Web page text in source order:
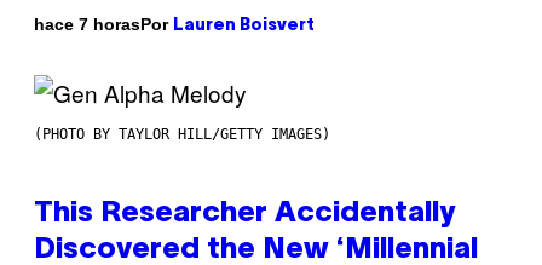
hace 7 horasPor Lauren Boisvert
(PHOTO BY TAYLOR HILL/GETTY IMAGES)
This Researcher Accidentally
Discovered the New ‘Millennial